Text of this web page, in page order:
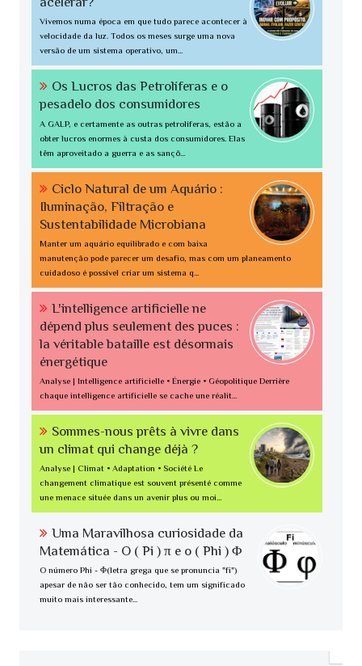
Vivemos numa época em que tudo parece acontecer à
velocidade da luz. Todos os meses surge uma nova
versão de um sistema operativo, um...
Os Lucros das Petrolíferas e o
pesadelo dos consumidores
A GALP, e certamente as outras petrolíferas, estão a
obter lucros enormes à custa dos consumidores. Elas
têm aproveitado a guerra e as sançõ...
Ciclo Natural de um Aquário :
Iluminação, Filtração e
Sustentabilidade Microbiana
Manter um aquário equilibrado e com baixa
manutenção pode parecer um desafio, mas com um planeamento
cuidadoso é possível criar um sistema q...
L'intelligence artificielle ne
dépend plus seulement des puces :
la véritable bataille est désormais
énergétique
Analyse | Intelligence artificielle • Énergie • Géopolitique Derrière
chaque intelligence artificielle se cache une réalit...
Sommes-nous prêts à vivre dans
un climat qui change déjà ?
Analyse | Climat • Adaptation • Société Le
changement climatique est souvent présenté comme
une menace située dans un avenir plus ou moi...
Uma Maravilhosa curiosidade da
Matemática - O ( Pi ) π e o ( Phi ) Φ
O número Phi - Φ(letra grega que se pronuncia "fi")
apesar de não ser tão conhecido, tem um significado
muito mais interessante...